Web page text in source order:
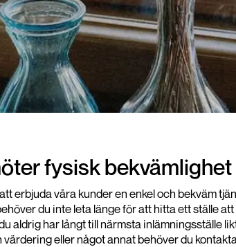
fysisk
erbjuda våra kunder en enkel och bekväm
du inte leta länge för att hitta ett ställe
aldrig har långt till närmsta inlämningsställe
eller något annat behöver du